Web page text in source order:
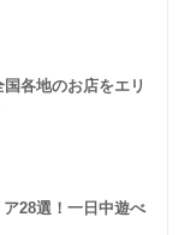
各地のお店をエリ
28選！一日中遊べ